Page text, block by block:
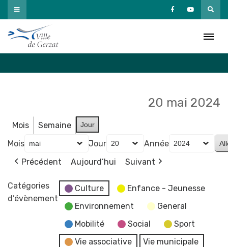
Passer
au
contenu
20 mai 2024
Mois Semaine Jour
Mois Jour
Année
Précédent
Aujourd’hui Suivant
Catégories
d’évènement
Culture
Enfance - Jeunesse
Environnement
General
Mobilité
Social
Sport
Vie associative
Vie municipale